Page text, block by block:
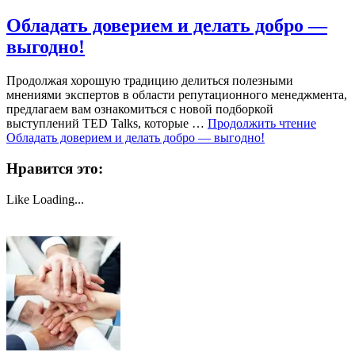
Обладать доверием и делать добро —
выгодно!
Продолжая хорошую традицию делиться полезными
мнениями экспертов в области репутационного менеджмента,
предлагаем вам ознакомиться с новой подборкой
выступлений TED Talks, которые … Продолжить чтение
Обладать доверием и делать добро — выгодно!
Нравится это:
Like Loading...